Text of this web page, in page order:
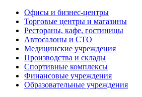
Офисы и бизнес-центры
Торговые центры и магазины
Рестораны, кафе, гостиницы
Автосалоны и СТО
Медицинские учреждения
Производства и склады
Спортивные комплексы
Финансовые учреждения
Образовательные учреждения